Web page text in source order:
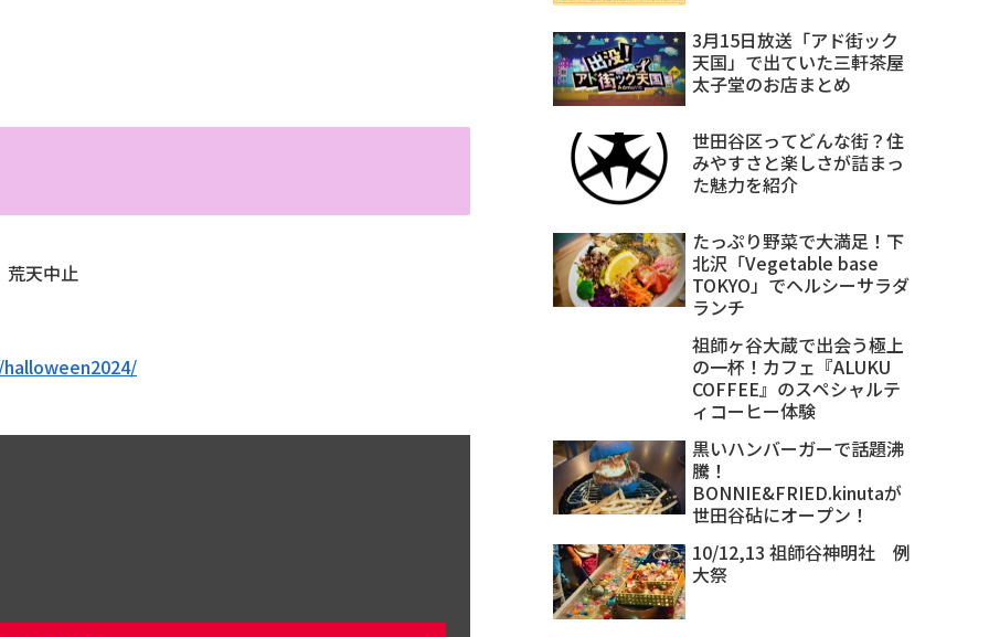
天中止
3月15日放送「アド街ック
天国」で出ていた三軒茶屋
太子堂のお店まとめ
世田谷区ってどんな街？住
みやすさと楽しさが詰まっ
た魅力を紹介
たっぷり野菜で大満足！下
北沢「Vegetable base
TOKYO」でヘルシーサラダ
ランチ
祖師ヶ谷大蔵で出会う極上
の一杯！カフェ『ALUKU
COFFEE』のスペシャルテ
ィコーヒー体験
黒いハンバーガーで話題沸
騰！
BONNIE&FRIED.kinutaが
世田谷砧にオープン！
10/12,13 祖師谷神明社 例
大祭